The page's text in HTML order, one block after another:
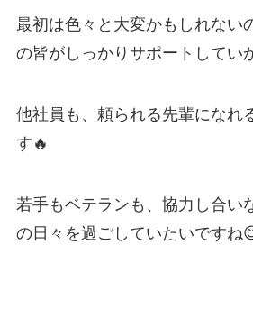
最初は色々と大変かもしれない
の皆がしっかりサポートしてい
他社員も、頼られる先輩になれ
す🔥
若手もベテランも、協力し合い
の日々を過ごしていたいですね